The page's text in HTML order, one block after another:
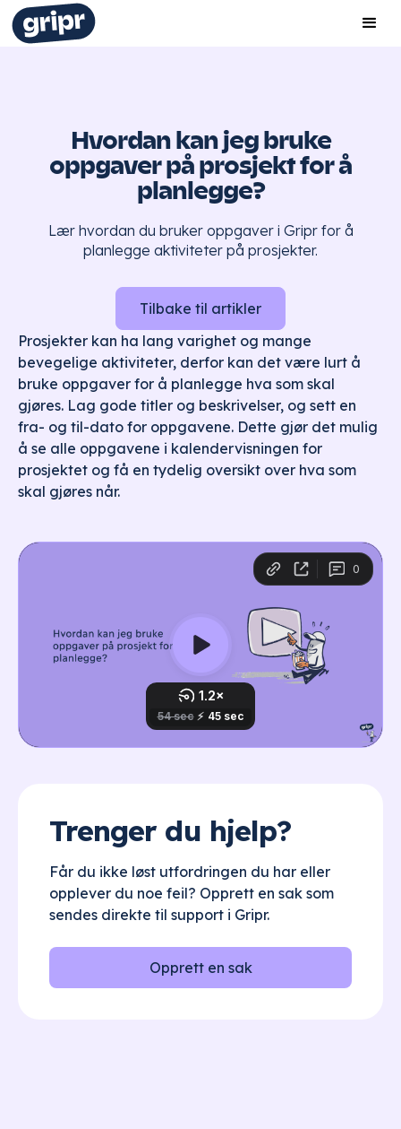
Hvordan kan jeg bruke
oppgaver på prosjekt for å
planlegge?
Lær hvordan du bruker oppgaver i Gripr for å
planlegge aktiviteter på prosjekter.
Tilbake til artikler
Prosjekter kan ha lang varighet og mange
bevegelige aktiviteter, derfor kan det være lurt å
bruke oppgaver for å planlegge hva som skal
gjøres. Lag gode titler og beskrivelser, og sett en
fra- og til-dato for oppgavene. Dette gjør det mulig
å se alle oppgavene i kalendervisningen for
prosjektet og få en tydelig oversikt over hva som
skal gjøres når.
Trenger du hjelp?
Får du ikke løst utfordringen du har eller
opplever du noe feil? Opprett en sak som
sendes direkte til support i Gripr.
Opprett en sak